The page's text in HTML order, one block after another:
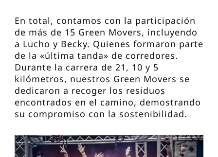
En total, contamos con la participación
de más de 15 Green Movers, incluyendo
a Lucho y Becky. Quienes formaron parte
de la «última tanda» de corredores.
Durante la carrera de 21, 10 y 5
kilómetros, nuestros Green Movers se
dedicaron a recoger los residuos
encontrados en el camino, demostrando
su compromiso con la sostenibilidad.